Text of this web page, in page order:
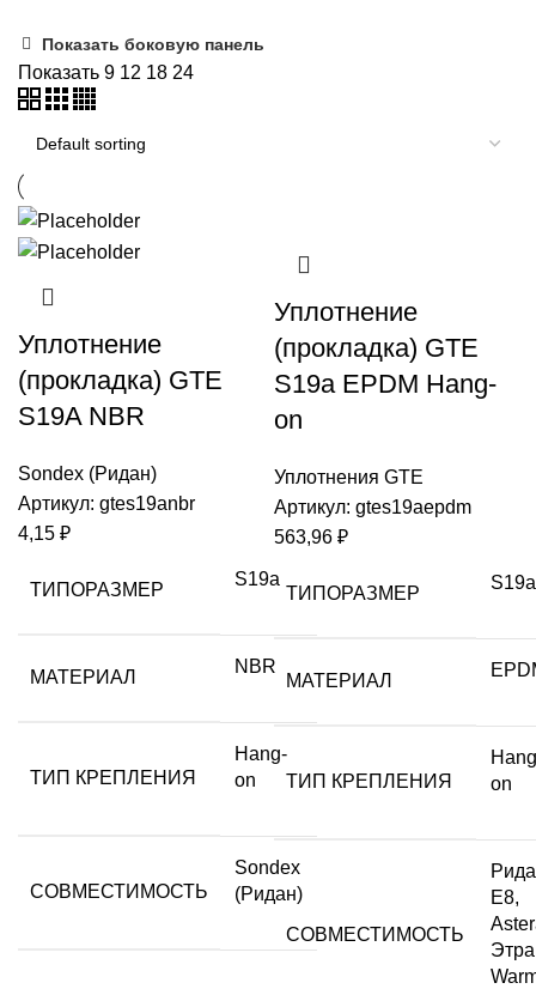
Показать боковую панель
Показать 9 12 18 24
Уплотнение
(прокладка) GTE
S19A NBR
Sondex (Ридан)
Артикул: gtes19anbr
4,15 ₽
ТИПОРАЗМЕР
S19a
МАТЕРИАЛ
NBR
ТИП КРЕПЛЕНИЯ
Hang-
on
СОВМЕСТИМОСТЬ
Sondex
(Ридан)
Уплотнение
(прокладка) GTE
S19a EPDM Hang-
on
Уплотнения GTE
Артикул: gtes19aepdm
563,96 ₽
ТИПОРАЗМЕР
S19a
МАТЕРИАЛ
ТИП КРЕПЛЕНИЯ
on
СОВМЕСТИМОСТЬ
Е8,